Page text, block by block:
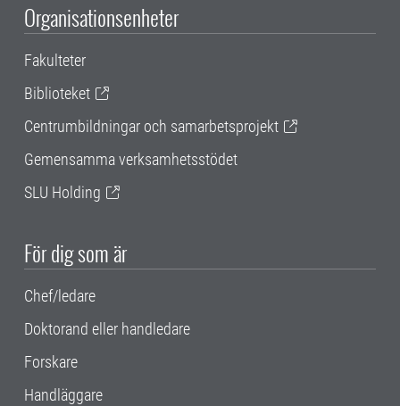
Organisationsenheter
Fakulteter
Biblioteket
Centrumbildningar och samarbetsprojekt
Gemensamma verksamhetsstödet
SLU Holding
För dig som är
Chef/ledare
Doktorand eller handledare
Forskare
Handläggare